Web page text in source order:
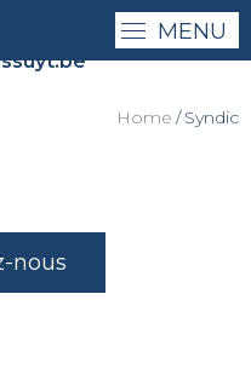
MENU
Home Syndic
nous